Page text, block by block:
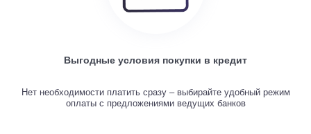
Выгодные условия покупки в кредит
Нет необходимости платить сразу – выбирайте удобный режим
оплаты с предложениями ведущих банков